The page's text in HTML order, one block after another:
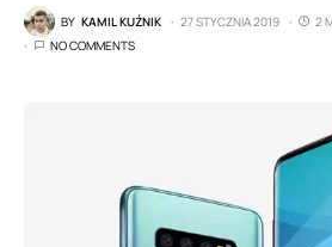
BY KAMIL KUŹNIK 27 STYCZNIA 2019
2
NO COMMENTS